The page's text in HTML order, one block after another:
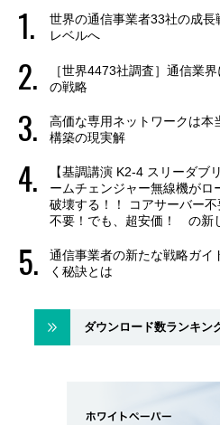
世界の通信事業者33社の成
レベルへ
［世界4473社調査］通信業
の戦略
高価な専用ネットワークは本
構築の現実解
【基調講演 K2-4 スリーダブ
ームチェンジャー無線機がロ
破壊する！！ コアサーバー
不要！でも、超安価！ の新
通信事業者の新たな戦略ガ
く秘訣とは
ダウンロード数ランキン